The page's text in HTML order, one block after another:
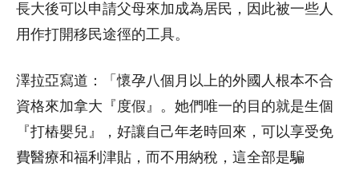
長大後可以申請父母來加成為居民，因此被一些人
用作打開移民途徑的工具。
澤拉亞寫道：「懷孕八個月以上的外國人根本不合
資格來加拿大『度假』。她們唯一的目的就是生個
『打樁嬰兒』，好讓自己年老時回來，可以享受免
費醫療和福利津貼，而不用納稅，這全部是騙